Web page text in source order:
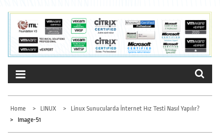
Home LINUX
Linux Sunucularda İnternet Hız Testi Nasıl Yapılır?
Image-51